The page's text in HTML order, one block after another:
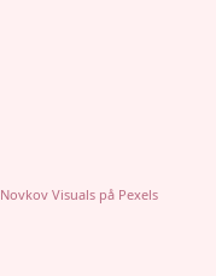
Novkov Visualspå Pexels